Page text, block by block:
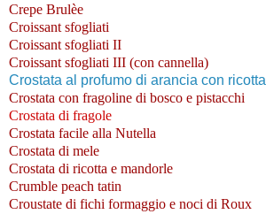
Crepe Brulèe
Croissant sfogliati
Croissant sfogliati II
Croissant sfogliati III (con cannella)
Crostata al profumo di arancia con ricotta
Crostata con fragoline di bosco e pistacchi
Crostata di fragole
Crostata facile alla Nutella
Crostata di mele
Crostata di ricotta e mandorle
Crumble peach tatin
Croustate di fichi formaggio e noci di Roux